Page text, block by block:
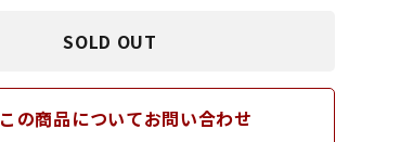
SOLD OUT
この商品についてお問い合わせ